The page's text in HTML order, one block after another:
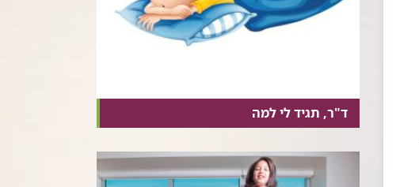
ד"ר, תגיד לי למה